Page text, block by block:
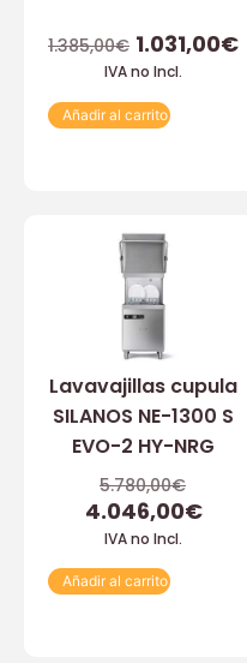
1.385,00€ 1.031,00€
IVA no Incl.
Añadir al carrito
Lavavajillas cupula
SILANOS NE-1300 S
EVO-2 HY-NRG
5.780,00€
4.046,00€
IVA no Incl.
Añadir al carrito